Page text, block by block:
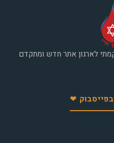
לארגון אתר חדש ומתקדם
❤